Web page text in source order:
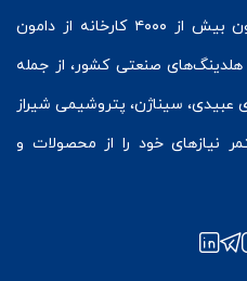
را توزیع می‌کنیم. تاکنون بیش از ۴۰۰۰ کارخانه از دامون
هلدینگ‌های صنعتی کشور، از جمله
عبیدی، سیناژن، پتروشیمی شیراز
نیازهای خود را از محصولات و